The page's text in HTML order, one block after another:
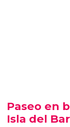
Paseo en
Isla del